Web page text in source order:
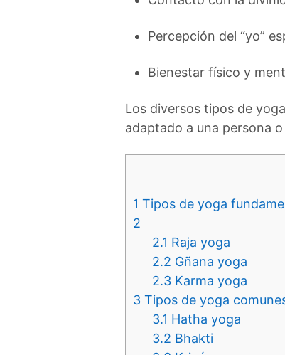
Percepción del “yo”
Bienestar físico y
Los diversos tipos de
adaptado a una persona
1 Tipos de yoga
2
2.1 Raja yoga
2.2 Gñana yoga
2.3 Karma yoga
3 Tipos de yoga
3.1 Hatha yoga
3.2 Bhakti